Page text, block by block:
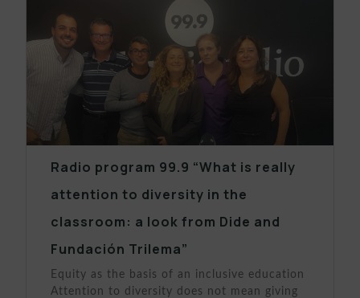
Radio program 99.9 “What is really
attention to diversity in the
classroom: a look from Dide and
Fundación Trilema”
Equity as the basis of an inclusive education
Attention to diversity does not mean giving